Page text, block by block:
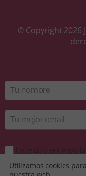
© Copyright 2026
Utilizamos cookies
He leído y entiendo
comunicaciones de